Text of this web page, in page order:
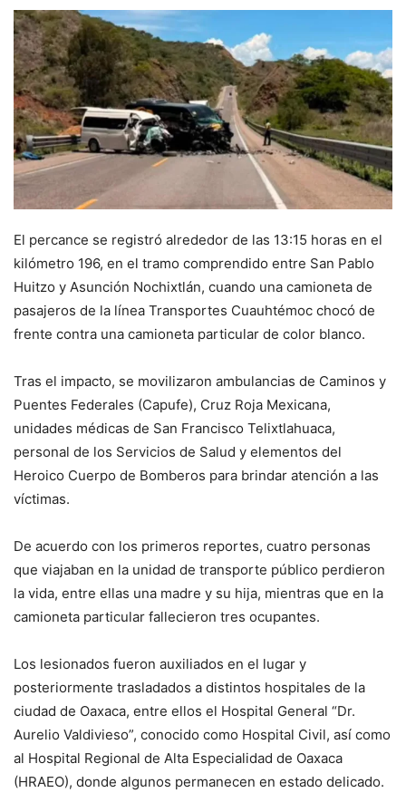
El percance se registró alrededor de las 13:15 horas en el
kilómetro 196, en el tramo comprendido entre San Pablo
Huitzo y Asunción Nochixtlán, cuando una camioneta de
pasajeros de la línea Transportes Cuauhtémoc chocó de
frente contra una camioneta particular de color blanco.
Tras el impacto, se movilizaron ambulancias de Caminos y
Puentes Federales (Capufe), Cruz Roja Mexicana,
unidades médicas de San Francisco Telixtlahuaca,
personal de los Servicios de Salud y elementos del
Heroico Cuerpo de Bomberos para brindar atención a las
víctimas.
De acuerdo con los primeros reportes, cuatro personas
que viajaban en la unidad de transporte público perdieron
la vida, entre ellas una madre y su hija, mientras que en la
camioneta particular fallecieron tres ocupantes.
Los lesionados fueron auxiliados en el lugar y
posteriormente trasladados a distintos hospitales de la
ciudad de Oaxaca, entre ellos el Hospital General “Dr.
Aurelio Valdivieso”, conocido como Hospital Civil, así como
al Hospital Regional de Alta Especialidad de Oaxaca
(HRAEO), donde algunos permanecen en estado delicado.